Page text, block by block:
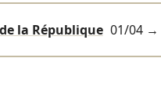
la République 01/04→